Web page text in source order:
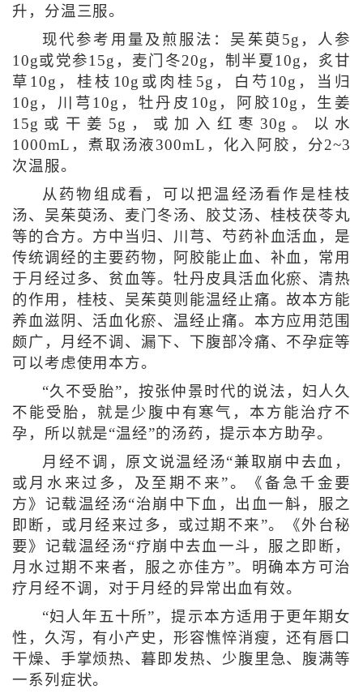
升，分温三服。
现代参考用量及煎服法：吴茱萸5g，人参
10g或党参15g，麦门冬20g，制半夏10g，炙甘
草10g，桂枝10g或肉桂5g，白芍10g，当归
10g，川芎10g，牡丹皮10g，阿胶10g，生姜
15g或干姜5g，或加入红枣30g。以水
1000mL，煮取汤液300mL，化入阿胶，分2~3
次温服。
从药物组成看，可以把温经汤看作是桂枝
汤、吴茱萸汤、麦门冬汤、胶艾汤、桂枝茯苓丸
等的合方。方中当归、川芎、芍药补血活血，是
传统调经的主要药物，阿胶能止血、补血，常用
于月经过多、贫血等。牡丹皮具活血化瘀、清热
的作用，桂枝、吴茱萸则能温经止痛。故本方能
养血滋阴、活血化瘀、温经止痛。本方应用范围
颇广，月经不调、漏下、下腹部冷痛、不孕症等
可以考虑使用本方。
“久不受胎”，按张仲景时代的说法，妇人久
不能受胎，就是少腹中有寒气，本方能治疗不
孕，所以就是“温经”的汤药，提示本方助孕。
月经不调，原文说温经汤“兼取崩中去血，
或月水来过多，及至期不来”。《备急千金要
方》记载温经汤“治崩中下血，出血一斛，服之
即断，或月经来过多，或过期不来”。《外台秘
要》记载温经汤“疗崩中去血一斗，服之即断，
月水过期不来者，服之亦佳方”。明确本方可治
疗月经不调，对于月经的异常出血有效。
“妇人年五十所”，提示本方适用于更年期女
性，久泻，有小产史，形容憔悴消瘦，还有唇口
干燥、手掌烦热、暮即发热、少腹里急、腹满等
一系列症状。